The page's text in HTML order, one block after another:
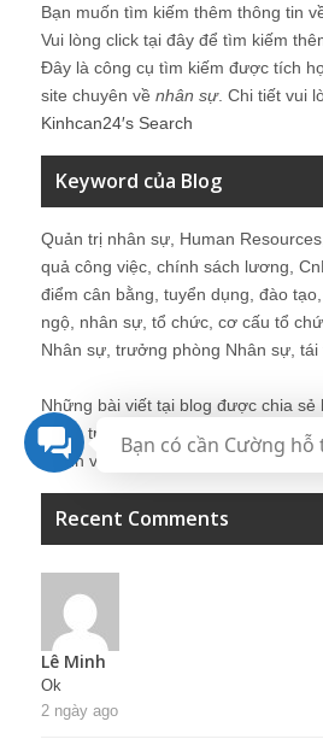
Bạn muốn tìm kiếm thêm thông tin
Vui lòng click tại đây để tìm kiếm
Đây là công cụ tìm kiếm được tích
site chuyên về nhân sự. Chi tiết vui
Kinhcan24′s Search
Keyword của Blog
Quản trị nhân sự, Human
quả công việc, chính sách lương,
điểm cân bằng, tuyển dụng, đào
ngộ, nhân sự, tổ chức, cơ cấu tổ
Nhân sự, trưởng phòng Nhân sự,
Những bài viết tại blog được chia sẻ
Quản trị Nhân sự Nguyễn Hùng
thành viên khác trong cộng đồng
Recent Comments
Lê Minh
Ok
2 ngày ago
Bạn có cần Cường hỗ